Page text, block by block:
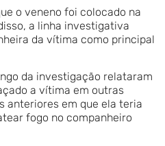
o veneno foi colocado na
a linha investigativa
da vítima como principal
da investigação relataram
a vítima em outras
anteriores em que ela teria
fogo no companheiro